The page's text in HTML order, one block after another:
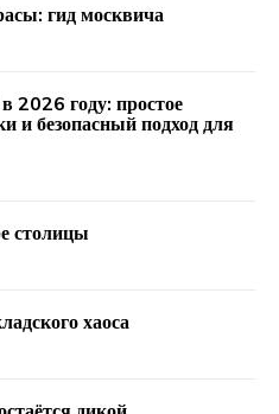
гид москвича
2026 году: простое
и безопасный подход для
столицы
хаоса